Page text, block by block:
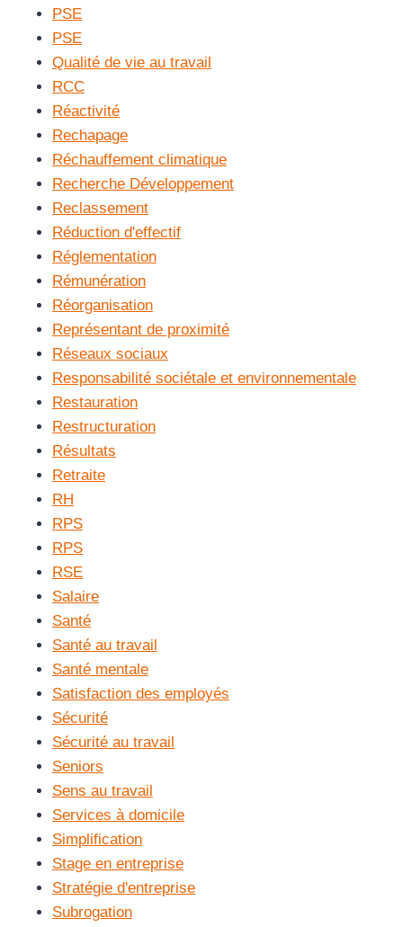
PSE
PSE
Qualité de vie au travail
RCC
Réactivité
Rechapage
Réchauffement climatique
Recherche Développement
Reclassement
Réduction d'effectif
Réglementation
Rémunération
Réorganisation
Représentant de proximité
Réseaux sociaux
Responsabilité sociétale et environnementale
Restauration
Restructuration
Résultats
Retraite
RH
RPS
RPS
RSE
Salaire
Santé
Santé au travail
Santé mentale
Satisfaction des employés
Sécurité
Sécurité au travail
Seniors
Sens au travail
Services à domicile
Simplification
Stage en entreprise
Stratégie d'entreprise
Subrogation